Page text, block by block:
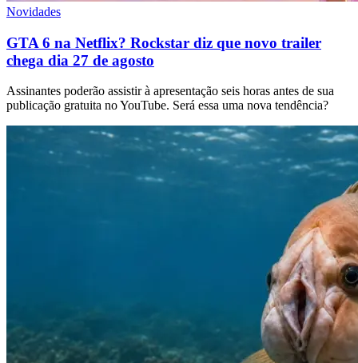
Novidades
GTA 6 na Netflix? Rockstar diz que novo trailer
chega dia 27 de agosto
Assinantes poderão assistir à apresentação seis horas antes de sua
publicação gratuita no YouTube. Será essa uma nova tendência?